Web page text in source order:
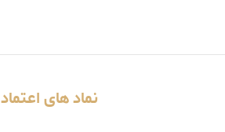
نماد های اعتماد